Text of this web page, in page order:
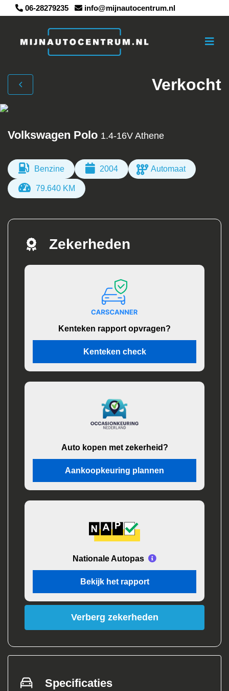
06-28279235 info@mijnautocentrum.nl
Verkocht
Volkswagen Polo 1.4-16V Athene
Benzine 2004 Automaat
79.640 KM
Zekerheden
Kenteken rapport opvragen?
Kenteken check
Auto kopen met zekerheid?
Aankoopkeuring plannen
Nationale Autopas
Bekijk het rapport
Verberg zekerheden
Specificaties